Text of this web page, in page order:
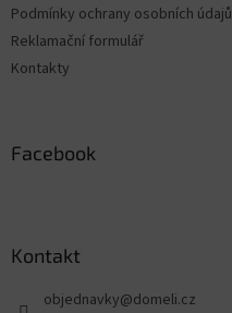
Podmínky ochrany osobních údajů
Reklamační formulář
Kontakty
Facebook
Kontakt
objednavky@domeli.cz